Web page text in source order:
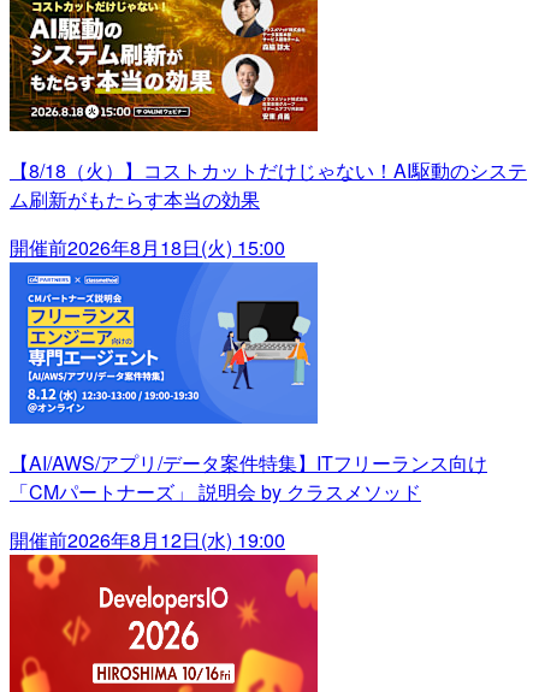
【8/18（火）】コストカットだけじゃない！AI駆動のシステ
ム刷新がもたらす本当の効果
開催前2026年8月18日(火) 15:00
【AI/AWS/アプリ/データ案件特集】ITフリーランス向け
「CMパートナーズ」 説明会 by クラスメソッド
開催前2026年8月12日(水) 19:00